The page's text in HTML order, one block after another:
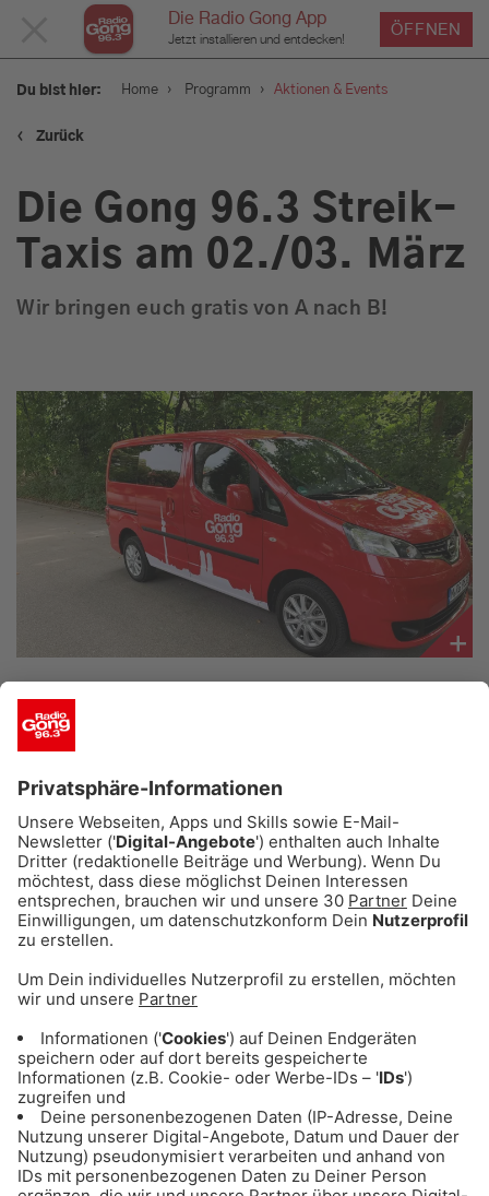
Die Radio Gong App
Jetzt installieren und entdecken!
ÖFFNEN
SCHLIESSEN
Programm
Aktionen & Events
Sendungen
Empfang
Webradio
Werbung
Musik
Du bist hier: Home › Programm › Aktionen & Events
‹ Zurück
Die Gong 96.3 Streik-
Taxis am 02./03. März
Wir bringen euch gratis von A nach B!
++ Die Aktion ist beendet - Danke an alle,
die mitgemacht haben! ++
interessieren